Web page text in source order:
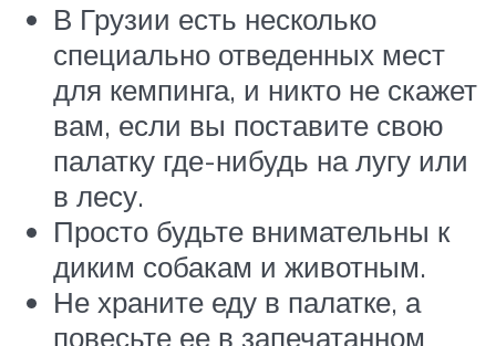
В Грузии есть несколько
специально отведенных мест
для кемпинга, и никто не скажет
вам, если вы поставите свою
палатку где-нибудь на лугу или
в лесу.
Просто будьте внимательны к
диким собакам и животным.
Не храните еду в палатке, а
повесьте ее в запечатанном